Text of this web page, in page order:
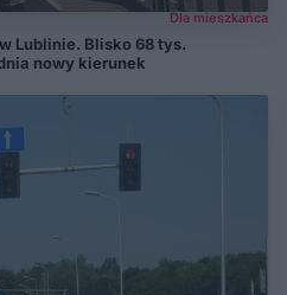
Dla mieszkańca
Lublinie. Blisko 68 tys.
nowy kierunek